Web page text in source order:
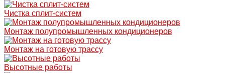
Чистка сплит-систем
Монтаж полупромышленных кондиционеров
Монтаж на готовую трассу
Высотные работы